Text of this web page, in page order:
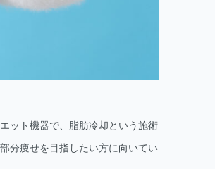
ット機器で、脂肪冷却という施術
分痩せを目指したい方に向いてい